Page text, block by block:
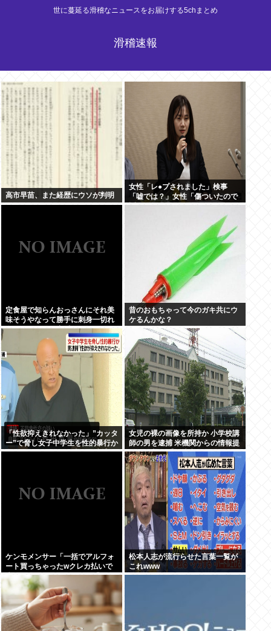
世に蔓延る滑稽なニュースをお届けする5chまとめ
滑稽速報
高市早苗、また経歴にウソが判明
女性「レ●プされました」検事
「嘘では？」女性「傷ついたので
訴えます」
定食屋で知らんおっさんにそれ美
味そうやなって勝手に刺身一切れ
食われたから警察呼んだ
昔のおもちゃって今のガキ共にウ
ケるんかな？
「性欲抑えきれなかった」”カッタ
ー”で脅し女子中学生を性的暴行か
自称アルバイトの56歳男を逮捕
女児の裸の画像を所持か 小学校講
師の男を逮捕 米機関からの情報提
供で発覚 三重・津市
ケンモメンサー「一括でアルフォ
ート買っちゃったwクレカ払いで
来月の俺ごめんねー」銀行「デビ
ットカードなんで即時引き落とし
です」
松本人志が流行らせた言葉一覧が
これwww